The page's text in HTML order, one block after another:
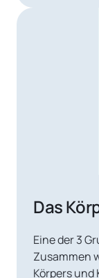
Das
Eine der 3
Zusammen
Körpers und